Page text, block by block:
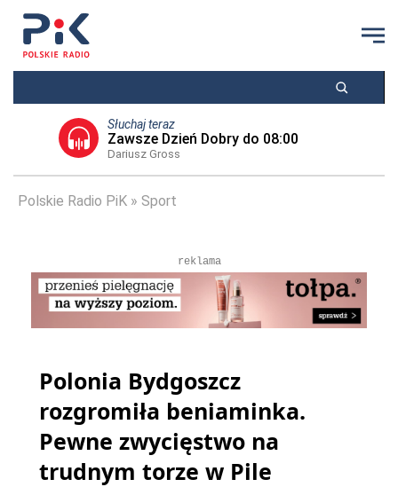
Słuchaj teraz
Zawsze Dzień Dobry do 08:00
Dariusz Gross
Polskie Radio PiK Sport
reklama
Polonia Bydgoszcz
rozgromiła beniaminka.
Pewne zwycięstwo na
trudnym torze w Pile